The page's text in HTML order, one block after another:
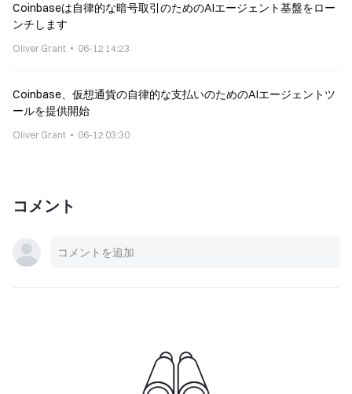
Coinbaseは自律的な暗号取引のためのAIエージェント基盤をロー
ンチします
Oliver Grant 06-12 14:23
Coinbase、仮想通貨の自律的な支払いのためのAIエージェントツ
ールを提供開始
Oliver Grant 06-12 03:30
コメント